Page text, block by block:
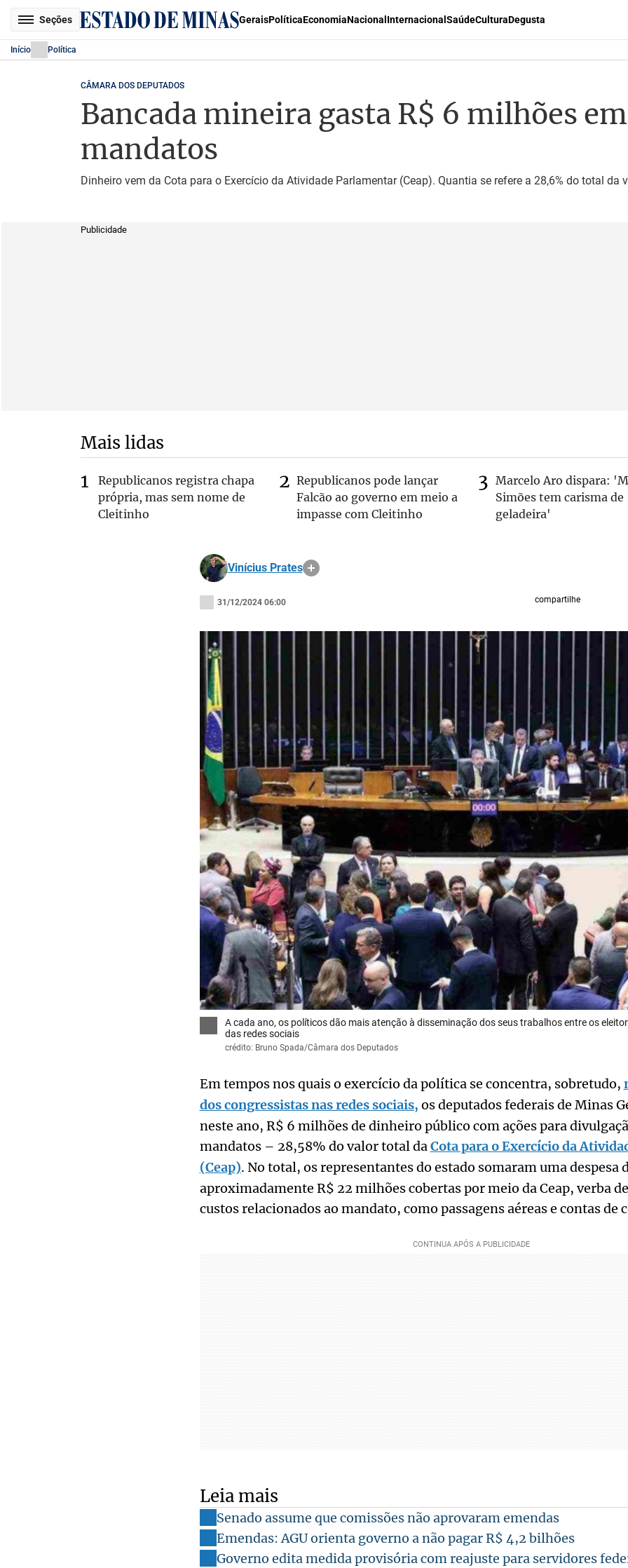
Seções GeraisPolíticaEconomiaNacional Internacional SaúdeCulturaDegusta
Início Política
CÂMARA DOS DEPUTADOS
Bancada mineira gasta R$ 6 milhões
mandatos
Dinheiro vem da Cota para o Exercício da Atividade Parlamentar (Ceap). Quantia se refere a 28,6% do total da
Publicidade
Mais lidas
Republicanos registra chapa
própria, mas sem nome de
Cleitinho
Republicanos pode lançar
Falcão ao governo em meio a
impasse com Cleitinho
Marcelo Aro dispara:
Simões tem carisma de
geladeira'
Vinícius Prates
31/12/2024 06:00 compartilhe
A cada ano, os políticos dão mais atenção à disseminação dos seus trabalhos entre os
das redes sociais
crédito: Bruno Spada/Câmara dos Deputados
Em tempos nos quais o exercício da política se concentra, sobretudo,
dos congressistas nas redes sociais, os deputados federais de Minas
neste ano, R$ 6 milhões de dinheiro público com ações para
mandatos – 28,58% do valor total daCota para o Exercício da
(Ceap). No total, os representantes do estado somaram uma despesa
aproximadamente R$ 22 milhões cobertas por meio da Ceap, verba
custos relacionados ao mandato, como passagens aéreas e contas de
Leia mais
Senado assume que comissões não aprovaram emendas
Emendas: AGU orienta governo a não pagar R$ 4,2 bilhões
Governo edita medida provisória com reajuste para servidores